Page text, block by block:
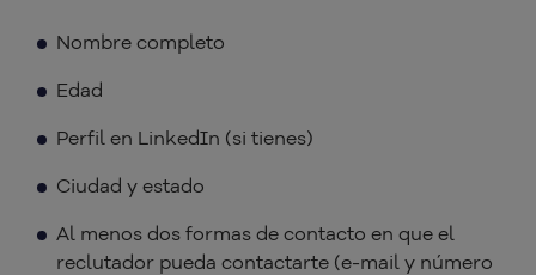
Nombre completo
Edad
Perfil en LinkedIn (si tienes)
Ciudad y estado
Al menos dos formas de contacto en que el
reclutador pueda contactarte (e-mail y número